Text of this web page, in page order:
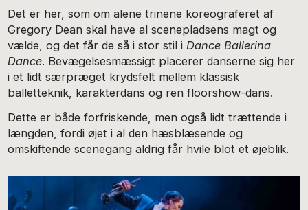
Det er her, som om alene trinene koreograferet af
Gregory Dean skal have al scenepladsens magt og
vælde, og det får de så i stor stil i Dance Ballerina
Dance. Bevægelsesmæssigt placerer danserne sig her
i et lidt særpræget krydsfelt mellem klassisk
balletteknik, karakterdans og ren floorshow-dans.
Dette er både forfriskende, men også lidt trættende i
længden, fordi øjet i al den hæsblæsende og
omskiftende scenegang aldrig får hvile blot et øjeblik.